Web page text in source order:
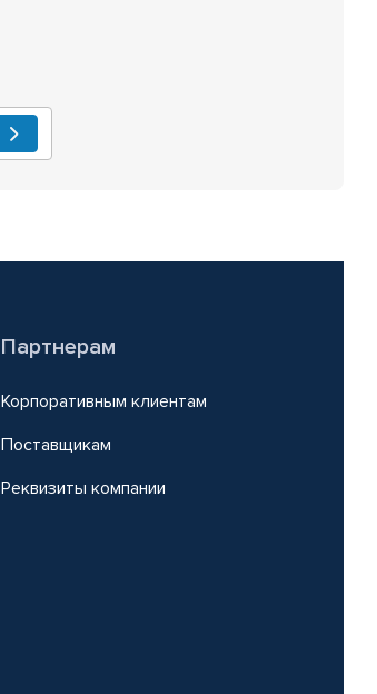
Партнерам
Корпоративным клиентам
Поставщикам
Реквизиты компании